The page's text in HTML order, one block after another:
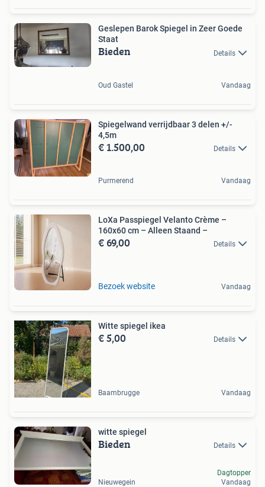
Geslepen Barok Spiegel in Zeer Goede
Staat
Bieden Details
Oud Gastel Vandaag
Spiegelwand verrijdbaar 3 delen +/-
4,5m
€ 1.500,00 Details
Purmerend Vandaag
LoXa Passpiegel Velanto Crème –
160x60 cm – Alleen Staand –
€ 69,00 Details
Bezoek website Vandaag
Witte spiegel ikea
€ 5,00 Details
Baambrugge Vandaag
witte spiegel
Bieden Details
Nieuwegein
Dagtopper
Vandaag